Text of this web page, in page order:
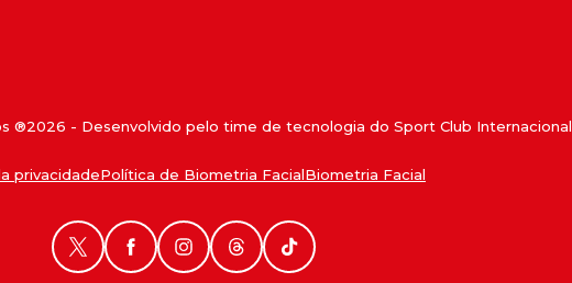
®2026 - Desenvolvido pelo time de tecnologia do Sport Club Internacional
privacidadePolítica de Biometria FacialBiometria Facial